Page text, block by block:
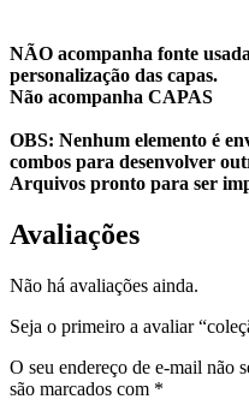
NÃO acompanha fonte
personalização das capas.
Não acompanha CAPAS
OBS: Nenhum elemento é
combos para desenvolver
Arquivos pronto para ser
Avaliações
Não há avaliações ainda.
Seja o primeiro a avaliar
O seu endereço de e-mail não
são marcados com *